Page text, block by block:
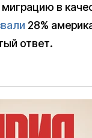
в
28%
ответ.